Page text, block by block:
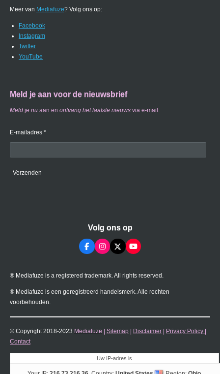
Meer van Mediafuze? Volg ons op:
Facebook
Instagram
Twitter
YouTube
Meld je aan voor de nieuwsbrief
Meld je nu aan en ontvang het laatste nieuws via e-mail.
E-mailadres *
Verzenden
Volg ons op
F
a
b
o
I
n
a
r
X
Y
o
u
e
® Mediafuze is a registered trademark. All rights reserved.
® Mediafuze is een geregistreerd handelsmerk. Alle rechten
voorbehouden.
© Copyright 2018-2023 Mediafuze Sitemap Disclaimer Privacy Policy
Contact
Uw IP-adres is